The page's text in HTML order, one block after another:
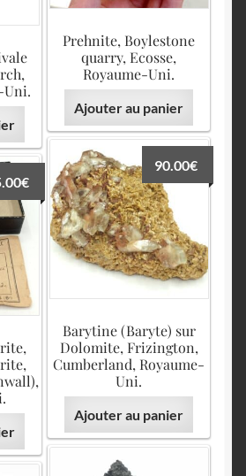
Prehnite, Boylestone
quarry, Ecosse,
Royaume-Uni.
Ajouter au panier
Uni.
Barytine (Baryte) sur
Dolomite, Frizington,
Cumberland, Royaume-
Uni.
90.00€
Ajouter au panier
€